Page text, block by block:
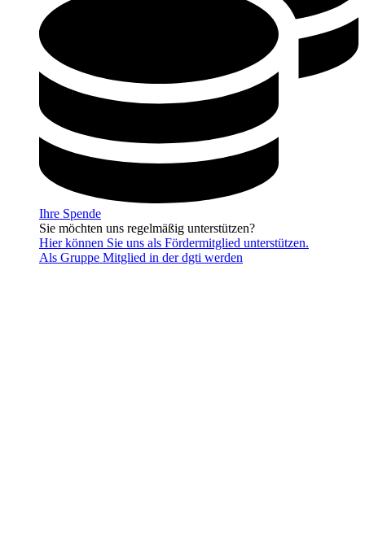
Ihre Spende
Sie möchten uns regelmäßig unterstützen?
Hier können Sie uns als Fördermitglied unterstützen.
Als Gruppe Mitglied in der dgti werden